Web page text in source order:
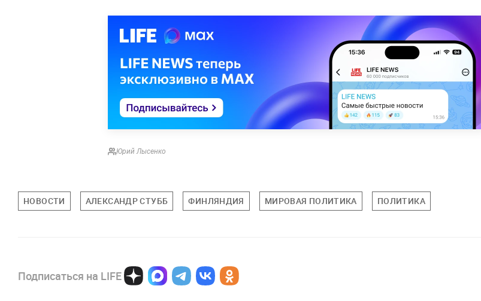
Юрий Лысенко
НОВОСТИ АЛЕКСАНДР СТУББ ФИНЛЯНДИЯ МИРОВАЯ ПОЛИТИКА ПОЛИТИКА
Подписаться на LIFE